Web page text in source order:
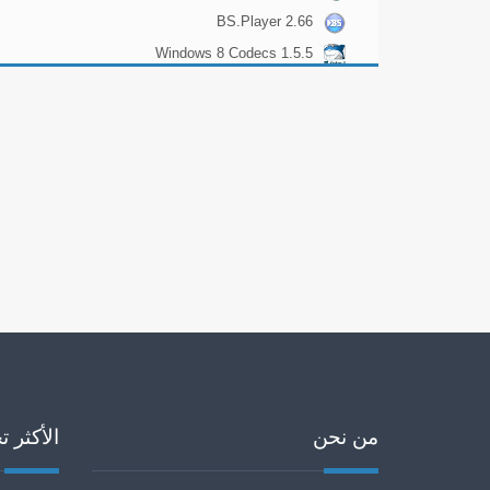
Windows 7 and 8 7.4.1
BS.Player 2.66
Windows 8 Codecs 1.5.5
من نحن الأكثر